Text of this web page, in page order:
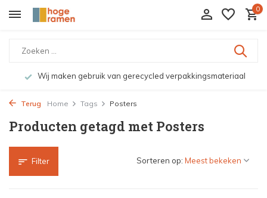
0
Wij maken gebruik van gerecycled verpakkingsmateriaal
Terug Home Tags Posters
Producten getagd met Posters
Filter Sorteren op: